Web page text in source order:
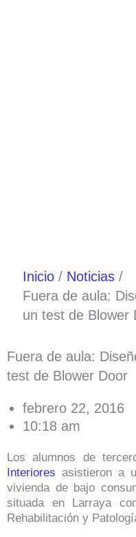
Inicio
Noticias
Fuera de aula:
un test de Blower
Fuera de aula:
test de Blower Door
febrero 22, 2016
10:18 am
Los alumnos de
Interiores asistieron a
vivienda de bajo
situada en Larraya
Rehabilitación y